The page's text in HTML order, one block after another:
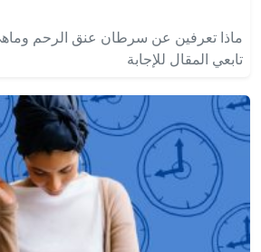
ماذا تعرفين عن سرطان عنق الرحم
تابعي المقال للإجابة